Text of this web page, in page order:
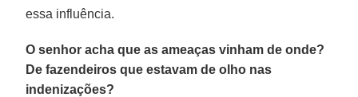
essa influência.
O senhor acha que as ameaças vinham de onde?
De fazendeiros que estavam de olho nas
indenizações?